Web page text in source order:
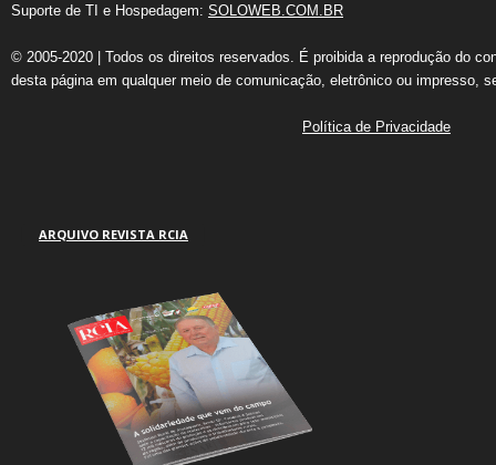
Suporte de TI e Hospedagem: SOLOWEB.COM.BR
© 2005-2020 | Todos os direitos reservados. É proibida a reprodução do
desta página em qualquer meio de comunicação, eletrônico ou impresso,
Política de Privacidade
ARQUIVO REVISTA RCIA